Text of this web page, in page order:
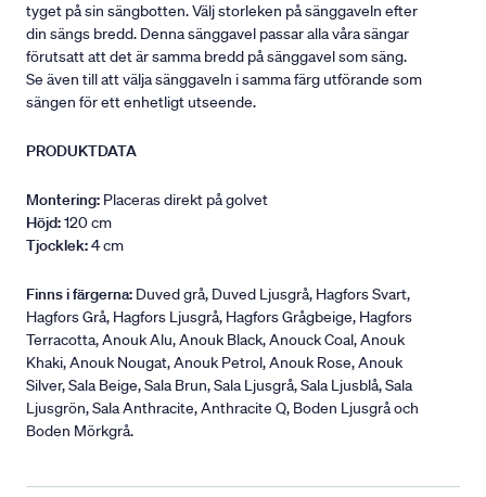
tyget på sin sängbotten. Välj storleken på sänggaveln efter
din sängs bredd. Denna sänggavel passar alla våra sängar
förutsatt att det är samma bredd på sänggavel som säng.
Se även till att välja sänggaveln i samma färg utförande som
sängen för ett enhetligt utseende.
PRODUKTDATA
Montering: Placeras direkt på golvet
Höjd:120 cm
Tjocklek:4 cm
Finns i färgerna: Duved grå, Duved Ljusgrå, Hagfors Svart,
Hagfors Grå, Hagfors Ljusgrå, Hagfors Grågbeige, Hagfors
Terracotta, Anouk Alu, Anouk Black, Anouck Coal, Anouk
Khaki, Anouk Nougat, Anouk Petrol, Anouk Rose, Anouk
Silver, Sala Beige, Sala Brun, Sala Ljusgrå, Sala Ljusblå, Sala
Ljusgrön, Sala Anthracite, Anthracite Q, Boden Ljusgrå och
Boden Mörkgrå.